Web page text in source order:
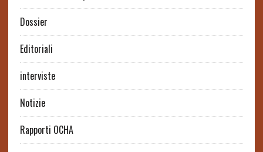
Dossier
Editoriali
interviste
Notizie
Rapporti OCHA